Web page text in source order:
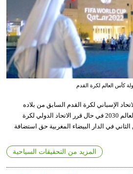
كأس العالم لكرة القدم
الإسباني لكرة القدم السابق من بلاده
الانسحاب من استضافة كأس العالم 2030 في حال قرر الاتحاد الدولي لكرة
في الدار البيضاء المغربية حق استضافة
المزيد من التحقيقات السياحية